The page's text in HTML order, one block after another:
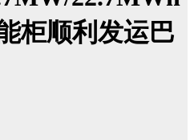
柜顺利发运巴